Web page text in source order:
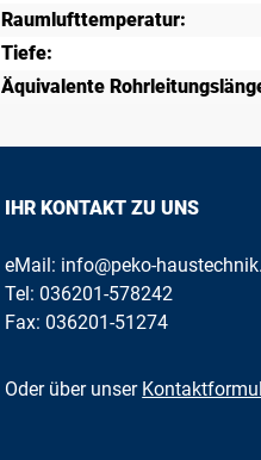
Raumlufttemperatur:
Tiefe:
Äquivalente
IHR KONTAKT ZU UNS
eMail: info@peko-
Tel:036201-578242
Fax: 036201-51274
Oder über unser